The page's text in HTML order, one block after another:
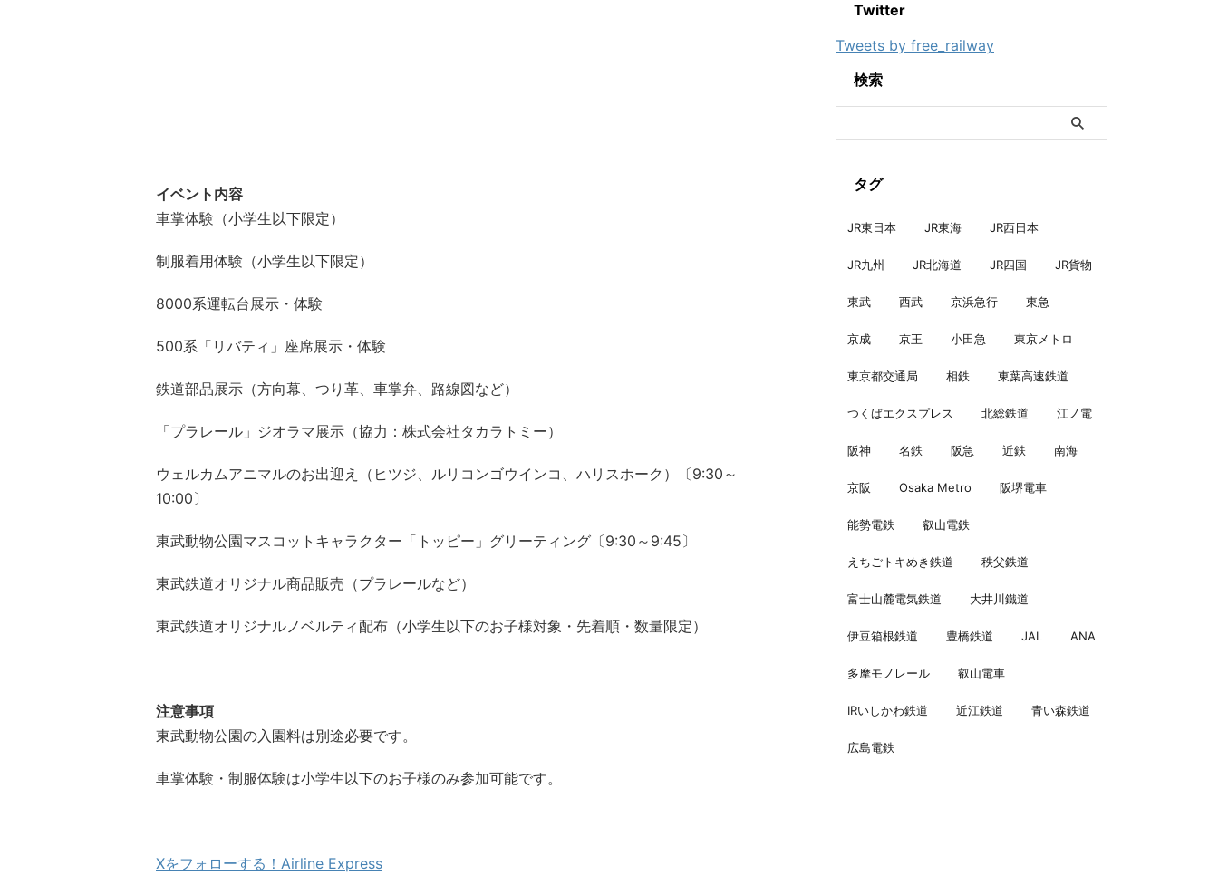
イベント内容
車掌体験（小学生以下限定）
制服着用体験（小学生以下限定）
8000系運転台展示・体験
500系「リバティ」座席展示・体験
鉄道部品展示（方向幕、つり革、車掌弁、路線図など）
「プラレール」ジオラマ展示（協力：株式会社タカラトミー）
ウェルカムアニマルのお出迎え（ヒツジ、ルリコンゴウインコ、ハリスホーク）〔9:30～
10:00〕
東武動物公園マスコットキャラクター「トッピー」グリーティング〔9:30～9:45〕
東武鉄道オリジナル商品販売（プラレールなど）
東武鉄道オリジナルノベルティ配布（小学生以下のお子様対象・先着順・数量限定）
注意事項
東武動物公園の入園料は別途必要です。
車掌体験・制服体験は小学生以下のお子様のみ参加可能です。
Xをフォローする！Airline Express
Twitter
Tweets by free_railway
検索
タグ
JR東日本 JR東海 JR西日本
JR九州 JR北海道 JR四国 JR貨物
東武 西武 京浜急行 東急
京成 京王 小田急 東京メトロ
東京都交通局 相鉄 東葉高速鉄道
つくばエクスプレス 北総鉄道 江ノ電
阪神 名鉄 阪急 近鉄 南海
京阪 Osaka Metro 阪堺電車
能勢電鉄 叡山電鉄
えちごトキめき鉄道 秩父鉄道
富士山麓電気鉄道 大井川鐵道
伊豆箱根鉄道 豊橋鉄道 JAL ANA
多摩モノレール 叡山電車
IRいしかわ鉄道 近江鉄道 青い森鉄道
広島電鉄